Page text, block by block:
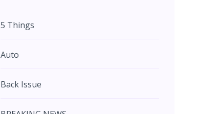
5 Things
Auto
Back Issue